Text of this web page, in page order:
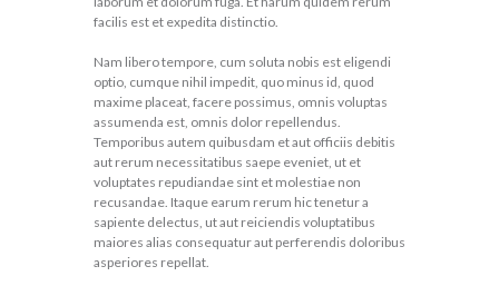
facilis est et expedita distinctio.
Nam libero tempore, cum soluta nobis est eligendi
optio, cumque nihil impedit, quo minus id, quod
maxime placeat, facere possimus, omnis voluptas
assumenda est, omnis dolor repellendus.
Temporibus autem quibusdam et aut officiis debitis
aut rerum necessitatibus saepe eveniet, ut et
voluptates repudiandae sint et molestiae non
recusandae. Itaque earum rerum hic tenetur a
sapiente delectus, ut aut reiciendis voluptatibus
maiores alias consequatur aut perferendis doloribus
asperiores repellat.